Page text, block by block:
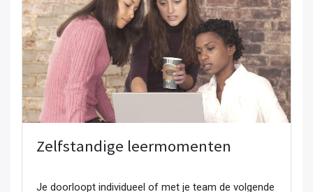
Zelfstandige leermomenten
Je doorloopt individueel of met je team de volgende